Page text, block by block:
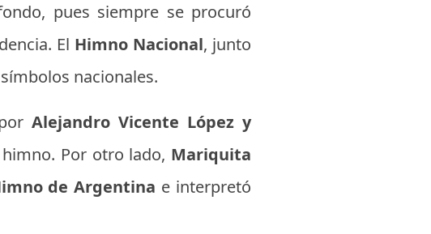
pues siempre se procuró
El Himno Nacional, junto
nacionales.
Alejandro Vicente López y
Por otro lado, Mariquita
de Argentina e interpretó